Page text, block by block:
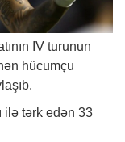
IV turunun
hücumçu
ilə tərk edən 33